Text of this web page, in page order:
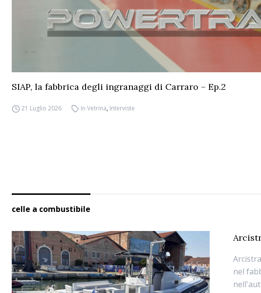
SIAP, la fabbrica degli ingranaggi di Carraro – Ep.2
21 Luglio 2026 In Vetrina, Interviste
celle a combustibile
nel